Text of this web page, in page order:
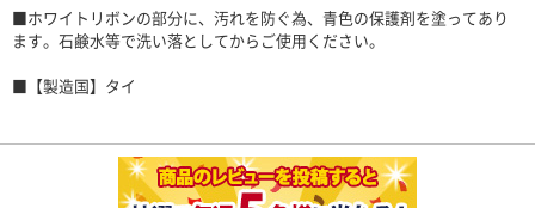
■ホワイトリボンの部分に、汚れを防ぐ為、青色の保護剤を塗ってあり
ます。石鹸水等で洗い落としてからご使用ください。
■【製造国】タイ